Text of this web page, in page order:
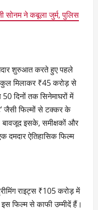
सोनम ने कबूला जुर्म, पुलिस
शुरुआत करते हुए पहले
मिलाकर ₹45 करोड़ से
दिनों तक सिनेमाघरों में
जैसी फिल्मों से टक्कर के
इसके, समीक्षकों और
दमदार ऐतिहासिक फिल्म
राइट्स ₹105 करोड़ में
इस फिल्म से काफी उम्मीदें हैं।